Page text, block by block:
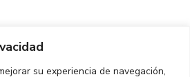
su experiencia de navegación,
CONTACTO